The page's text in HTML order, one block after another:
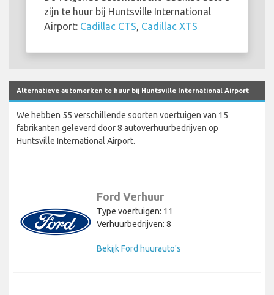
zijn te huur bij Huntsville International
Airport: Cadillac CTS Cadillac XTS
Alternatieve automerken te huur bij Huntsville International Airport
We hebben 55 verschillende soorten voertuigen van 15
fabrikanten geleverd door 8 autoverhuurbedrijven op
Huntsville International Airport.
Ford Verhuur
Type voertuigen: 11
Verhuurbedrijven: 8
Bekijk Ford huurauto's